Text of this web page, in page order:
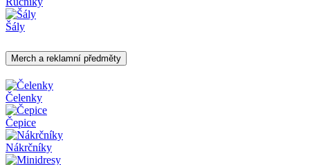
Šály
Merch a reklamní předměty
Čelenky
Čepice
Nákrčníky